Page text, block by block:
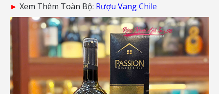
► Xem Thêm Toàn Bộ: Rượu VangChile